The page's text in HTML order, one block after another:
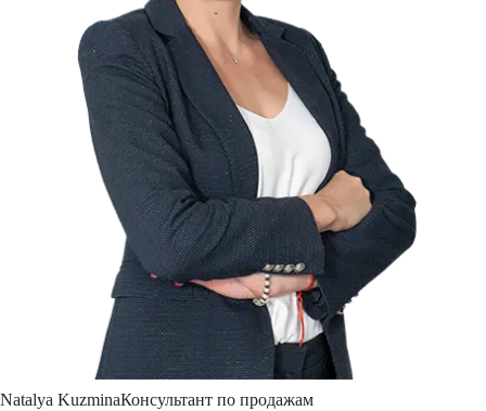
Natalya KuzminaКонсультант по продажам